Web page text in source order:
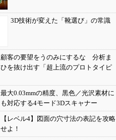
3D技術が変えた「靴選び」の常識
顧客の要望をうのみにするな 分析ま
ひを抜け出す「超上流のプロトタイピ
最大0.03mmの精度、黒色／光沢素材に
も対応する4モード3Dスキャナー
【レベル4】図面の穴寸法の表記を攻略
せよ！